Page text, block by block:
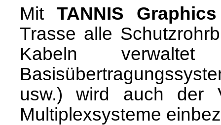
MitTANNIS Graphics
Trasse alle
Kabeln
usw.) wird auch der
Multiplexsysteme